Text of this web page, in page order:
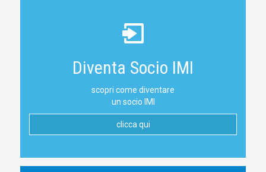
Diventa Socio IMI
scopri come diventare
un socio IMI
clicca qui